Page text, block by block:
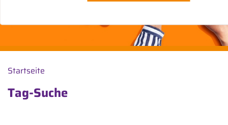
Startseite
Tag-Suche